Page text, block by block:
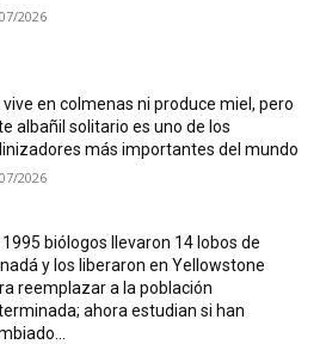
2026
vive en colmenas ni produce miel, pero
albañil solitario es uno de los
más importantes del mundo
2026
1995 biólogos llevaron 14 lobos de
y los liberaron en Yellowstone
reemplazar a la población
ahora estudian si han